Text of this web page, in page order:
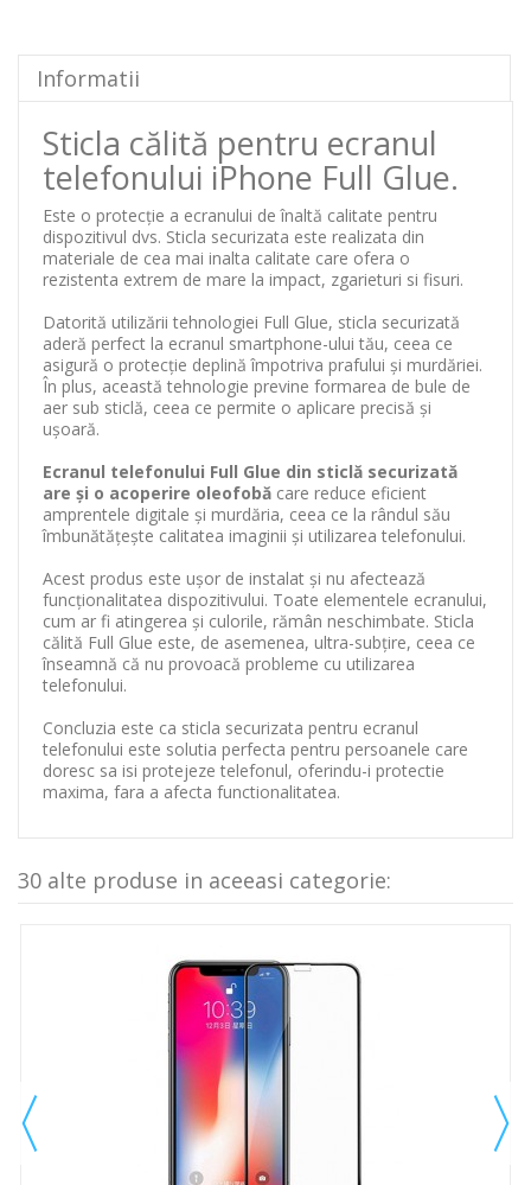
Informatii
Sticla călită pentru ecranul
telefonului iPhone Full Glue.
Este o protecție a ecranului de înaltă calitate pentru
dispozitivul dvs. Sticla securizata este realizata din
materiale de cea mai inalta calitate care ofera o
rezistenta extrem de mare la impact, zgarieturi si fisuri.
Datorită utilizării tehnologiei Full Glue, sticla securizată
aderă perfect la ecranul smartphone-ului tău, ceea ce
asigură o protecție deplină împotriva prafului și murdăriei.
În plus, această tehnologie previne formarea de bule de
aer sub sticlă, ceea ce permite o aplicare precisă și
ușoară.
Ecranul telefonului Full Glue din sticlă securizată
are și o acoperire oleofobă care reduce eficient
amprentele digitale și murdăria, ceea ce la rândul său
îmbunătățește calitatea imaginii și utilizarea telefonului.
Acest produs este ușor de instalat și nu afectează
funcționalitatea dispozitivului. Toate elementele ecranului,
cum ar fi atingerea și culorile, rămân neschimbate. Sticla
călită Full Glue este, de asemenea, ultra-subțire, ceea ce
înseamnă că nu provoacă probleme cu utilizarea
telefonului.
Concluzia este ca sticla securizata pentru ecranul
telefonului este solutia perfecta pentru persoanele care
doresc sa isi protejeze telefonul, oferindu-i protectie
maxima, fara a afecta functionalitatea.
30 alte produse in aceeasi categorie: